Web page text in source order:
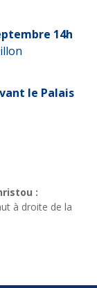
14h
le Palais
:
à droite de la